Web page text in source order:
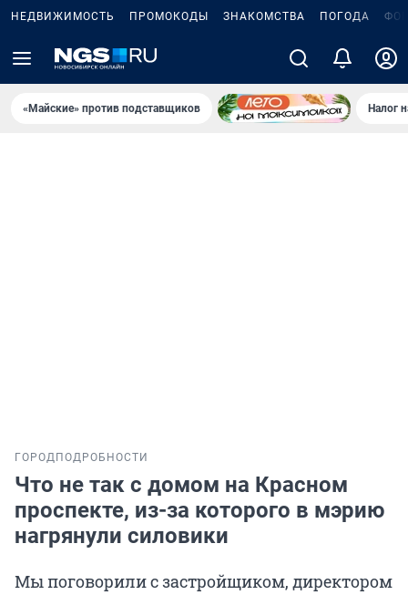
НЕДВИЖИМОСТЬ ПРОМОКОДЫ ЗНАКОМСТВА ПОГОДА
«Майские» против подставщиков Налог
ГОРОД ПОДРОБНОСТИ
Что не так с домом на Красном
проспекте, из-за которого в мэрию
нагрянули силовики
Мы поговорили с застройщиком, директором